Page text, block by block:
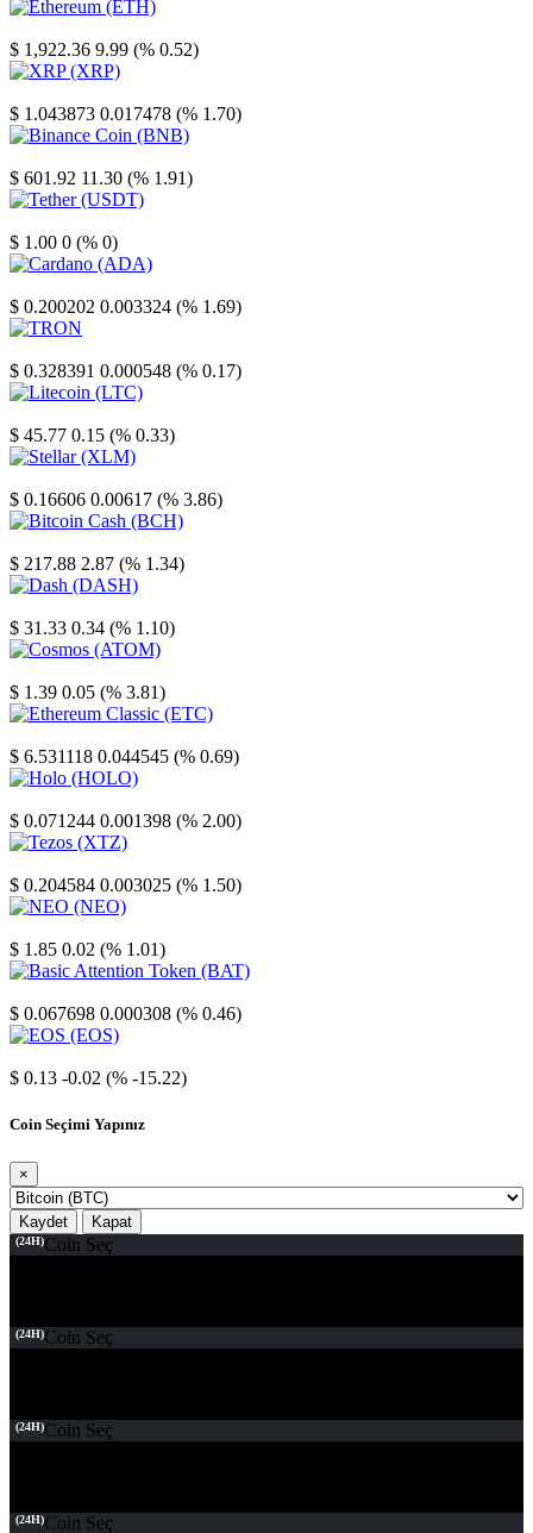
$ 1,922.36 9.99 (% 0.52)
$ 1.043873 0.017478 (% 1.70)
$ 601.92 11.30 (% 1.91)
$ 1.00 0 (% 0)
$ 0.200202 0.003324 (% 1.69)
$ 0.328391 0.000548 (% 0.17)
$ 45.77 0.15 (% 0.33)
$ 0.16606 0.00617 (% 3.86)
$ 217.88 2.87 (% 1.34)
$ 31.33 0.34 (% 1.10)
$ 1.39 0.05 (% 3.81)
$ 6.531118 0.044545 (% 0.69)
$ 0.071244 0.001398 (% 2.00)
$ 0.204584 0.003025 (% 1.50)
$ 1.85 0.02 (% 1.01)
$ 0.067698 0.000308 (% 0.46)
$ 0.13 -0.02 (% -15.22)
Coin Seçimi Yapınız
×
Kaydet Kapat
(24H)Coin Seç
(24H)Coin Seç
(24H)Coin Seç
(24H)Coin Seç